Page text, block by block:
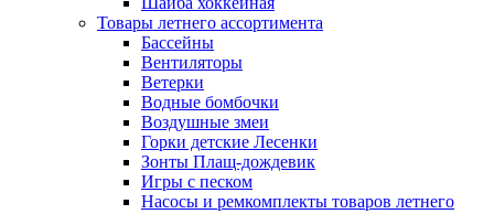
Товары летнего ассортимента
Бассейны
Вентиляторы
Ветерки
Водные бомбочки
Воздушные змеи
Горки детские Лесенки
Зонты Плащ-дождевик
Игры с песком
Насосы и ремкомплекты товаров летнего